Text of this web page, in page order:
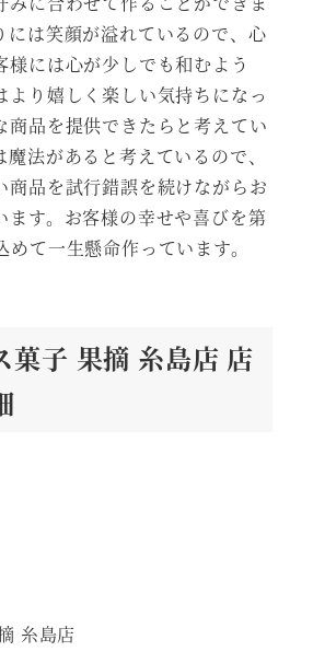
には笑顔が溢れているので、心
様には心が少しでも和むよう
より嬉しく楽しい気持ちになっ
商品を提供できたらと考えてい
法があると考えているので、
商品を試行錯誤を続けながらお
ます。お客様の幸せや喜びを第
て一生懸命作っています。
菓子 果摘 糸島店 店
糸島店